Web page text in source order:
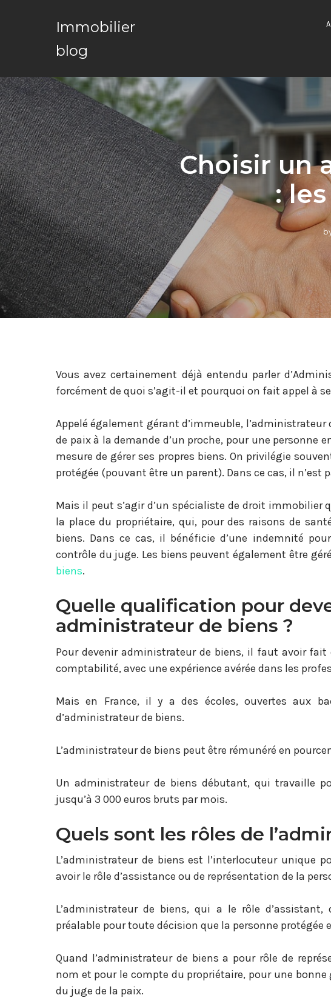
Immobilier
blog
Choisir un
:
Vous avez certainement déjà entendu parler
forcément de quoi s’agit-il et pourquoi on fait appel à
Appelé également gérant d’immeuble,
de paix à la demande d’un proche, pour une personne
mesure de gérer ses propres biens. On privilégie
protégée (pouvant être un parent). Dans ce cas, il n’est
Mais il peut s’agir d’un spécialiste de droit immobilier
la place du propriétaire, qui, pour des raisons de
biens. Dans ce cas, il bénéficie d’une indemnité
contrôle du juge. Les biens peuvent également être
biens.
Quelle qualification pour
administrateur de biens ?
Pour devenir administrateur de biens, il faut avoir fait
comptabilité, avec une expérience avérée dans les
Mais en France, il y a des écoles, ouvertes aux
d’administrateur de biens.
L’administrateur de biens peut être rémunéré en
Un administrateur de biens débutant, qui travaille
jusqu’à 3 000 euros bruts par mois.
Quels sont les rôles de
L’administrateur de biens est l’interlocuteur unique
avoir le rôle d’assistance ou de représentation de la
L’administrateur de biens, qui a le rôle
préalable pour toute décision que la personne protégée
Quand l’administrateur de biens a pour rôle de
nom et pour le compte du propriétaire, pour une
du juge de la paix.